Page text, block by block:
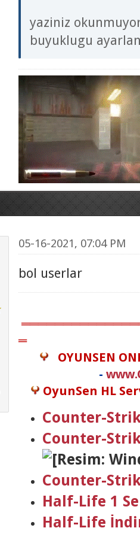
yaziniz
buyuklugu
05-16-2021, 07:04 PM
bol userlar
═
OYUNSEN
-
OyunSen HL
Counter-
Counter-
Counter-
Half-Life 1
Half-Life